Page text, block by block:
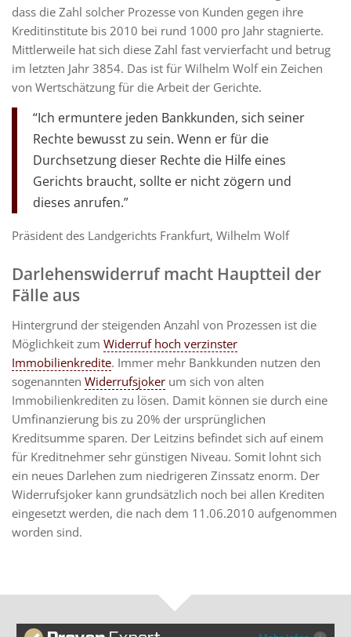
dass die Zahl solcher Prozesse von Kunden gegen ihre
Kreditinstitute bis 2010 bei rund 1000 pro Jahr stagnierte.
Mittlerweile hat sich diese Zahl fast vervierfacht und betrug
im letzten Jahr 3854. Das ist für Wilhelm Wolf ein Zeichen
von Wertschätzung für die Arbeit der Gerichte.
“Ich ermuntere jeden Bankkunden, sich seiner
Rechte bewusst zu sein. Wenn er für die
Durchsetzung dieser Rechte die Hilfe eines
Gerichts braucht, sollte er nicht zögern und
dieses anrufen.”
Präsident des Landgerichts Frankfurt, Wilhelm Wolf
Darlehenswiderruf macht Hauptteil der
Fälle aus
Hintergrund der steigenden Anzahl von Prozessen ist die
Möglichkeit zum Widerruf hoch verzinster
Immobilienkredite. Immer mehr Bankkunden nutzen den
sogenannten Widerrufsjoker um sich von alten
Immobilienkrediten zu lösen. Damit können sie durch eine
Umfinanzierung bis zu 20% der ursprünglichen
Kreditsumme sparen. Der Leitzins befindet sich auf einem
für Kreditnehmer sehr günstigen Niveau. Somit lohnt sich
ein neues Darlehen zum niedrigeren Zinssatz enorm. Der
Widerrufsjoker kann grundsätzlich noch bei allen Krediten
eingesetzt werden, die nach dem 11.06.2010 aufgenommen
worden sind.